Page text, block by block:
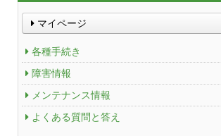
マイページ
各種手続き
障害情報
メンテナンス情報
よくある質問と答え
放送番組審議会議事録
個人情報保護方針
人材募集
アクセス